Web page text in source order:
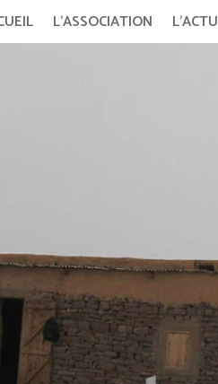
L’ASSOCIATION L’ACTU